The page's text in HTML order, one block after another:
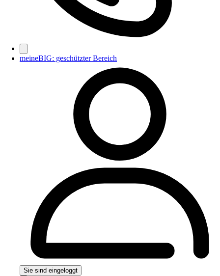
meineBIG: geschützter Bereich
Sie sind eingeloggt